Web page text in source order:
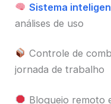
Sistema
análises de uso
Controle de
jornada de trabalho
Bloqueio remoto